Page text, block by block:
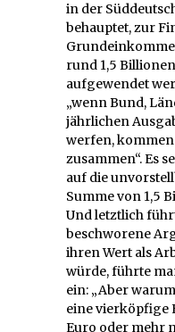
in der
behauptet, zur
rund 1,5
aufgewendet
„wenn Bund,
jährlichen
werfen,
zusammen“. Es
auf die
Summe von 1,5
Und letztlich
beschworene
ihren Wert als
würde, führte
ein: „Aber
eine vierköpfige
Euro oder mehr